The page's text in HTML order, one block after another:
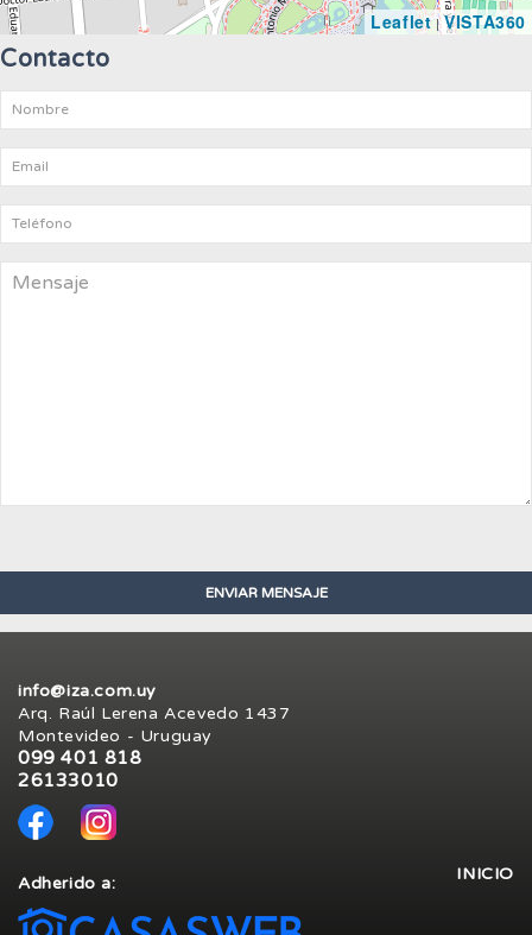
Leaflet|VISTA360
Contacto
info@iza.com.uy
Arq. Raúl Lerena Acevedo 1437
Montevideo - Uruguay
099 401 818
26133010
INICIO
Adherido a: